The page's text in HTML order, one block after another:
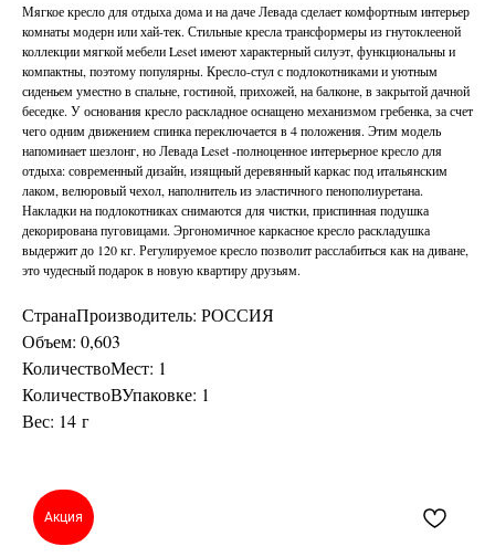
Мягкое кресло для отдыха дома и на даче Левада сделает комфортным интерьер
комнаты модерн или хай-тек. Стильные кресла трансформеры из гнутоклееной
коллекции мягкой мебели Leset имеют характерный силуэт, функциональны и
компактны, поэтому популярны. Кресло-стул с подлокотниками и уютным
сиденьем уместно в спальне, гостиной, прихожей, на балконе, в закрытой дачной
беседке. У основания кресло раскладное оснащено механизмом гребенка, за счет
чего одним движением спинка переключается в 4 положения. Этим модель
напоминает шезлонг, но Левада Leset -полноценное интерьерное кресло для
отдыха: современный дизайн, изящный деревянный каркас под итальянским
лаком, велюровый чехол, наполнитель из эластичного пенополиуретана.
Накладки на подлокотниках снимаются для чистки, приспинная подушка
декорирована пуговицами. Эргономичное каркасное кресло раскладушка
выдержит до 120 кг. Регулируемое кресло позволит расслабиться как на диване,
это чудесный подарок в новую квартиру друзьям.
СтранаПроизводитель: РОССИЯ
Объем: 0,603
КоличествоМест: 1
КоличествоВУпаковке: 1
Вес: 14 г
Акция